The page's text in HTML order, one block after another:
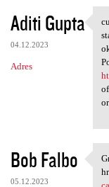
Aditi Gupta
04.12.2023
Adres
Bob Falbo
05.12.2023